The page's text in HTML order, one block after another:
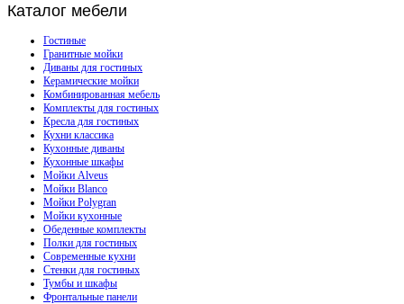
Каталог мебели
Гостиные
Гранитные мойки
Диваны для гостиных
Керамические мойки
Комбинированная мебель
Комплекты для гостиных
Кресла для гостиных
Кухни классика
Кухонные диваны
Кухонные шкафы
Мойки Alveus
Мойки Blanco
Мойки Polygran
Мойки кухонные
Обеденные комплекты
Полки для гостиных
Современные кухни
Стенки для гостиных
Тумбы и шкафы
Фронтальные панели